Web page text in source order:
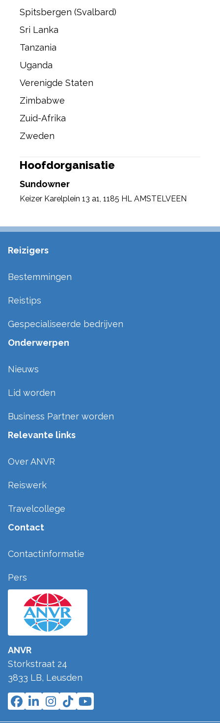
Spitsbergen (Svalbard)
Sri Lanka
Tanzania
Uganda
Verenigde Staten
Zimbabwe
Zuid-Afrika
Zweden
Hoofdorganisatie
Sundowner
Keizer Karelplein 13 a1, 1185 HL AMSTELVEEN
ANVR
Storkstraat 24
3833 LB, Leusden
Reizigers
Bestemmingen
Reistips
Gespecialiseerde bedrijven
Onderwerpen
Nieuws
Lid worden
Business Partner worden
Relevante links
Over ANVR
Reiswerk
Travelcollege
Contact
Contactinformatie
Pers